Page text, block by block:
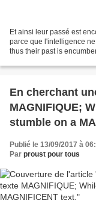
Et ainsi leur passé est
parce que l'intelligence
thus their past is
En cherchant
MAGNIFIQUE;
stumble on a
Publié le 13/09/2017 à
Par proust pour tous